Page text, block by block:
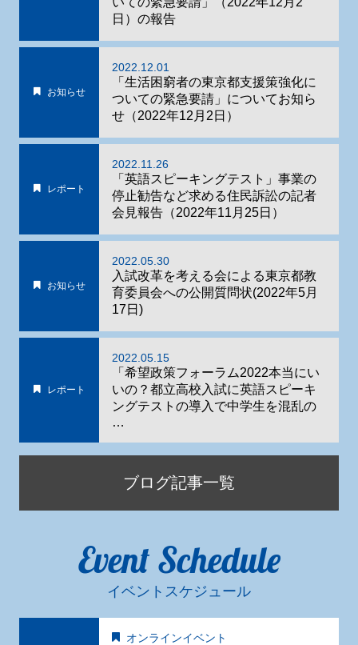
日）の報告
お知らせ
2022.12.01
「生活困窮者の東京都支援策強化に
ついての緊急要請」についてお知ら
せ（2022年12月2日）
レポート
2022.11.26
「英語スピーキングテスト」事業の
停止勧告など求める住民訴訟の記者
会見報告（2022年11月25日）
お知らせ
2022.05.30
入試改革を考える会による東京都教
育委員会への公開質問状(2022年5月
17日)
レポート
2022.05.15
「希望政策フォーラム2022本当にい
いの？都立高校入試に英語スピーキ
ングテストの導入で中学生を混乱の
…
ブログ記事一覧
Event Schedule
イベントスケジュール
オンラインイベント